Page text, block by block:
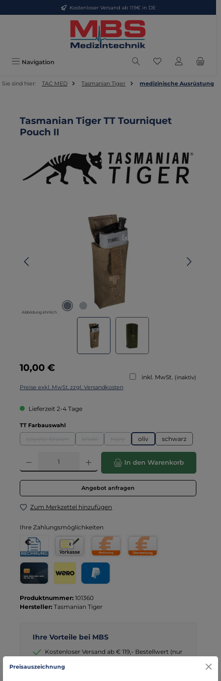
Zum Hauptinhalt springenKostenloser Versand ab 119€ in DE
Navigation Du hast 0
Sie sind hier: TAC MED Tasmanian Tiger medizinische Ausrüstung
Tasmanian Tiger TT Tourniquet
Pouch II
Abbildung ähnlich
Regulärer Preis:
10,00 €
inkl. MwSt. (inaktiv)
Preise exkl. MwSt. zzgl. Versandkosten
Lieferzeit 2-4 Tage
TT Farbauswahlauswählen
(Diese Option ist zurzeit nicht verfügbar.)
(Diese Option ist zurzeit nicht verfügbar.)
(Diese Option ist zurzeit nicht
oliv schwarz
Produkt Anzahl: Gib den gewünschten Wert ein oder benutze die
In den Warenkorb
Angebot anfragen
Zum Merkzettel hinzufügen
Ihre Zahlungsmöglichkeiten
Rechnung
Rechnung für Behörden
Vorkasse
Produktnummer: 101360
Hersteller: Tasmanian Tiger
Ihre Vorteile bei MBS
Kostenloser Versand ab € 119,- Bestellwert (nur
schneller Versand mit DHL
Preisauszeichnung